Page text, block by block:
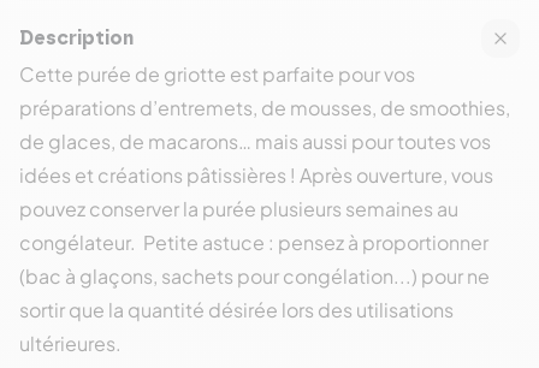
Description
Cette purée de griotte est parfaite pour vos
préparations d’entremets, de mousses, de smoothies,
de glaces, de macarons… mais aussi pour toutes vos
idées et créations pâtissières ! Après ouverture, vous
pouvez conserver la purée plusieurs semaines au
congélateur. Petite astuce : pensez à proportionner
(bac à glaçons, sachets pour congélation...) pour ne
sortir que la quantité désirée lors des utilisations
ultérieures.